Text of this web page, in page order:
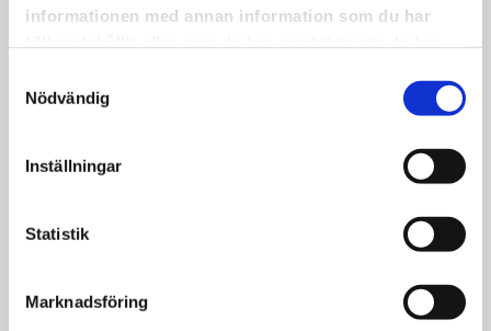
informationen med annan information som du har
Nödvändig
Inställningar
Statistik
Marknadsföring
DET ÖVAS OCH DET ÖVAS.
Det övas och det övas.
22 maj har vi en körkonsert med livemusik i
•